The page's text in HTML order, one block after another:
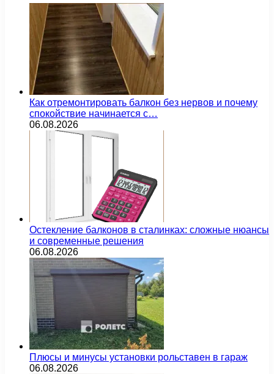
Как отремонтировать балкон без нервов и почему
спокойствие начинается с…
06.08.2026
Остекление балконов в сталинках: сложные нюансы
и современные решения
06.08.2026
Плюсы и минусы установки рольставен в гараж
06.08.2026